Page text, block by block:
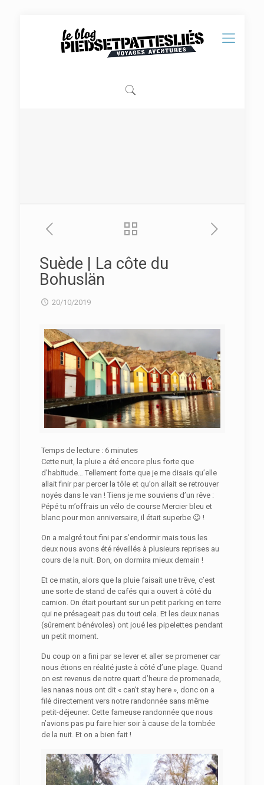
Suède | La côte du
Bohuslän
20/10/2019
Temps de lecture : 6 minutes
Cette nuit, la pluie a été encore plus forte que
d’habitude… Tellement forte que je me disais qu’elle
allait finir par percer la tôle et qu’on allait se retrouver
noyés dans le van ! Tiens je me souviens d’un rêve :
Pépé tu m’offrais un vélo de course Mercier bleu et
blanc pour mon anniversaire, il était superbe 😉 !
On a malgré tout fini par s’endormir mais tous les
deux nous avons été réveillés à plusieurs reprises au
cours de la nuit. Bon, on dormira mieux demain !
Et ce matin, alors que la pluie faisait une trêve, c’est
une sorte de stand de cafés qui a ouvert à côté du
camion. On était pourtant sur un petit parking en terre
qui ne présageait pas du tout cela. Et les deux nanas
(sûrement bénévoles) ont joué les pipelettes pendant
un petit moment.
Du coup on a fini par se lever et aller se promener car
nous étions en réalité juste à côté d’une plage. Quand
on est revenus de notre quart d’heure de promenade,
les nanas nous ont dit « can’t stay here », donc on a
filé directement vers notre randonnée sans même
petit-déjeuner. Cette fameuse randonnée que nous
n’avions pas pu faire hier soir à cause de la tombée
de la nuit. Et on a bien fait !